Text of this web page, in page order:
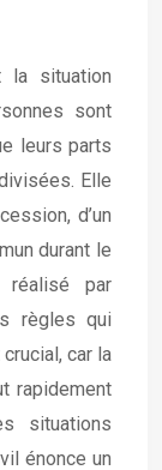
la situation
sont
leurs parts
Elle
d’un
durant le
réalisé par
règles qui
car la
rapidement
situations
énonce un